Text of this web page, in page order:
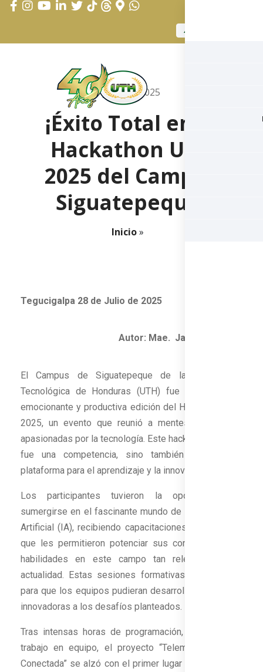
APLICAR AHORA
julio 28, 2025
¡Éxito Total en el
Hackathon UTH
2025 del Campus
Siguatepeque!
Inicio»
Tegucigalpa 28 de Julio de 2025
Autor: Mae. Jacky Redondo
El Campus de Siguatepeque de la Universidad
Tecnológica de Honduras (UTH) fue sede de una
emocionante y productiva edición del Hackathon UTH
2025, un evento que reunió a mentes brillantes y
apasionadas por la tecnología. Este hackathon no solo
fue una competencia, sino también una valiosa
plataforma para el aprendizaje y la innovación.
Los participantes tuvieron la oportunidad de
sumergirse en el fascinante mundo de la Inteligencia
Artificial (IA), recibiendo capacitaciones de alto nivel
que les permitieron potenciar sus conocimientos y
habilidades en este campo tan relevante en la
actualidad. Estas sesiones formativas fueron clave
para que los equipos pudieran desarrollar soluciones
innovadoras a los desafíos planteados.
Tras intensas horas de programación, creatividad y
trabajo en equipo, el proyecto “Telemedicina Rural
Conectada” se alzó con el primer lugar en el Campus